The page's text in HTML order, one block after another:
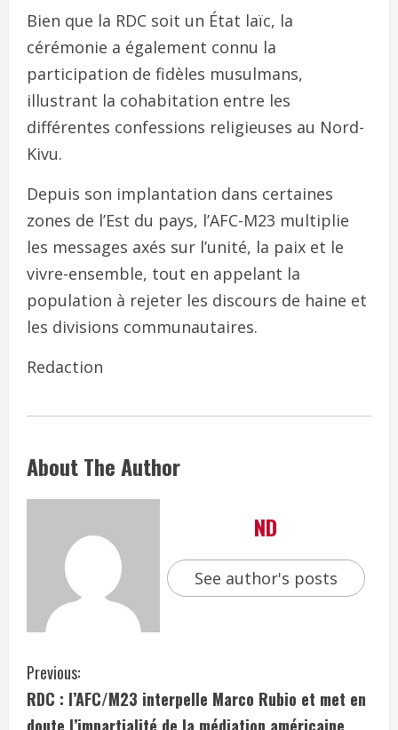
Bien que la RDC soit un État laïc, la
cérémonie a également connu la
participation de fidèles musulmans,
illustrant la cohabitation entre les
différentes confessions religieuses au Nord-
Kivu.
Depuis son implantation dans certaines
zones de l’Est du pays, l’AFC-M23 multiplie
les messages axés sur l’unité, la paix et le
vivre-ensemble, tout en appelant la
population à rejeter les discours de haine et
les divisions communautaires.
Redaction
About The Author
ND
See author's posts
Previous:
RDC : l’AFC/M23 interpelle Marco Rubio et met en